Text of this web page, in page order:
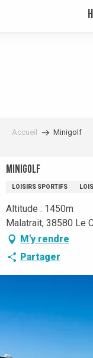
Accueil Minigolf
Minigolf
LOISIRS SPORTIFS
Altitude : 1450m
Malatrait, 38580 Le
M'y rendre
Partager